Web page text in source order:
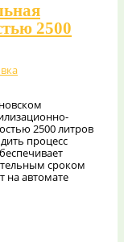
2500
2500 литров
процесс
сроком
на автомате